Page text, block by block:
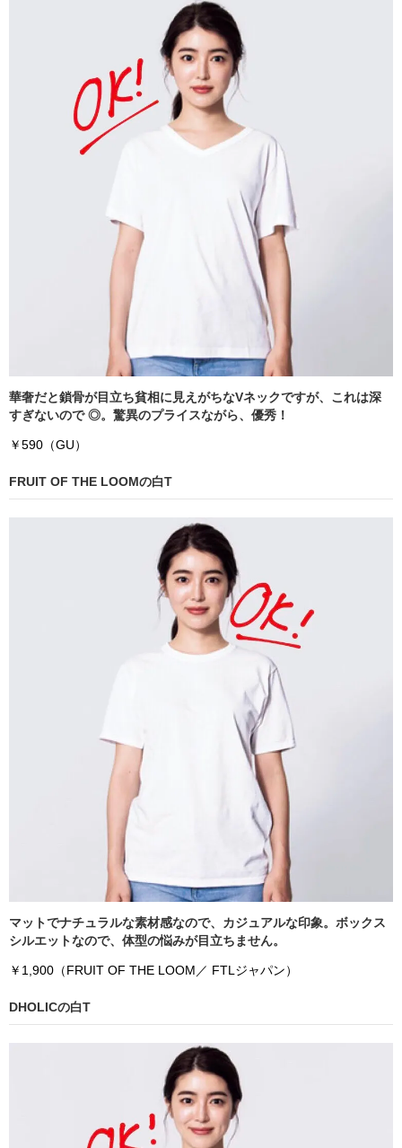
華奢だと鎖骨が目立ち貧相に見えがちなVネックですが、これは深
すぎないので ◎。驚異のプライスながら、優秀！
￥590（GU）
FRUIT OF THE LOOMの白T
マットでナチュラルな素材感なので、カジュアルな印象。ボックス
シルエットなので、体型の悩みが目立ちません。
￥1,900（FRUIT OF THE LOOM／ FTLジャパン）
DHOLICの白T